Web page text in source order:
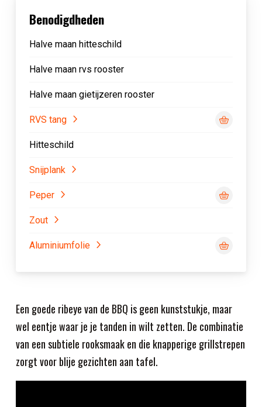
Een goede ribeye van de BBQ is geen kunststukje, maar
wel eentje waar je je tanden in wilt zetten. De combinatie
van een subtiele rooksmaak en die knapperige grillstrepen
zorgt voor blije gezichten aan tafel.
Benodigdheden
Halve maan hitteschild
Halve maan rvs rooster
Halve maan gietijzeren rooster
RVS tang
Hitteschild
Snijplank
Peper
Zout
Aluminiumfolie